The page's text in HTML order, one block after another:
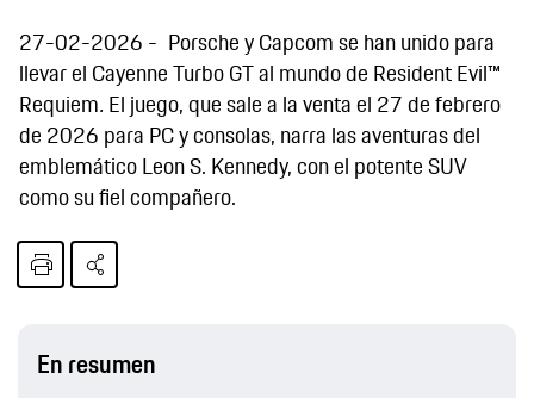
27-02-2026
Porsche y Capcom se han unido para
llevar el Cayenne Turbo GT al mundo de Resident Evil™
Requiem.El juego, que sale a la venta el 27 de febrero
de 2026 para PC y consolas, narra las aventuras del
emblemático Leon S. Kennedy, con el potente SUV
como su fiel compañero.
En resumen